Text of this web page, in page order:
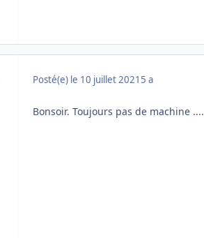
Posté(e) le 10 juillet 2021 5 a
Bonsoir. Toujours pas de machine ....